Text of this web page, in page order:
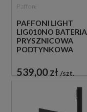
PAFFONI LIGHT
LIG010NO BATERIA
PRYSZNICOWA
PODTYNKOWA
CZARNA
539,00 zł szt.